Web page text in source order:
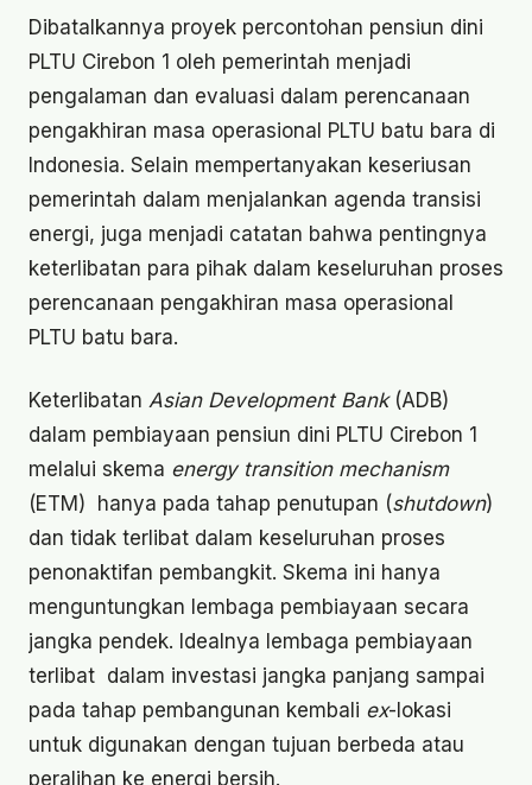
Dibatalkannya proyek percontohan pensiun dini
PLTU Cirebon 1 oleh pemerintah menjadi
pengalaman dan evaluasi dalam perencanaan
pengakhiran masa operasional PLTU batu bara di
Indonesia. Selain mempertanyakan keseriusan
pemerintah dalam menjalankan agenda transisi
energi, juga menjadi catatan bahwa pentingnya
keterlibatan para pihak dalam keseluruhan proses
perencanaan pengakhiran masa operasional
PLTU batu bara.
Keterlibatan Asian Development Bank(ADB)
dalam pembiayaan pensiun dini PLTU Cirebon 1
melalui skema energy transition mechanism
(ETM) hanya pada tahap penutupan (shutdown)
dan tidak terlibat dalam keseluruhan proses
penonaktifan pembangkit. Skema ini hanya
menguntungkan lembaga pembiayaan secara
jangka pendek. Idealnya lembaga pembiayaan
terlibat dalam investasi jangka panjang sampai
pada tahap pembangunan kembali ex-lokasi
untuk digunakan dengan tujuan berbeda atau
peralihan ke energi bersih.